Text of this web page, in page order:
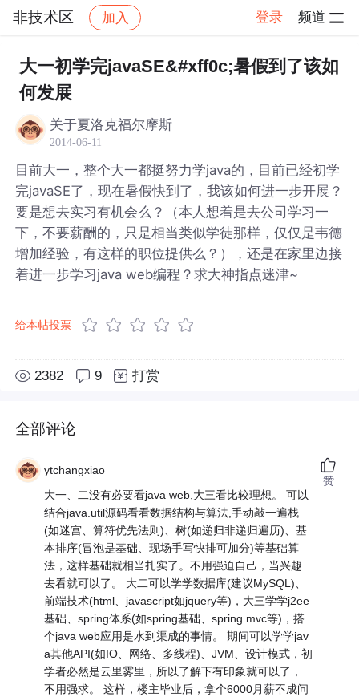
非技术区 加入 登录 频道
社区 非技术区 帖子详情
大一初学完javaSE&#xff0c;暑假到了该如
何发展
关于夏洛克福尔摩斯
2014-06-11
目前大一，整个大一都挺努力学java的，目前已经初学
完javaSE了，现在暑假快到了，我该如何进一步开展？
要是想去实习有机会么？（本人想着是去公司学习一
下，不要薪酬的，只是相当类似学徒那样，仅仅是韦德
增加经验，有这样的职位提供么？），还是在家里边接
着进一步学习java web编程？求大神指点迷津~
给本帖投票
2382 9 打赏
全部评论
ytchangxiao
大一、二没有必要看java web,大三看比较理想。 可以
结合java.util源码看看数据结构与算法,手动敲一遍栈
(如迷宫、算符优先法则)、树(如递归非递归遍历)、基
本排序(冒泡是基础、现场手写快排可加分)等基础算
法，这样基础就相当扎实了。不用强迫自己，当兴趣
去看就可以了。 大二可以学学数据库(建议MySQL)、
前端技术(html、javascript如jquery等)，大三学学j2ee
基础、spring体系(如spring基础、spring mvc等)，搭
个java web应用是水到渠成的事情。 期间可以学学jav
a其他API(如IO、网络、多线程)、JVM、设计模式，初
学者必然是云里雾里，所以了解下有印象就可以了，
不用强求。 这样，楼主毕业后，拿个6000月薪不成问
赞